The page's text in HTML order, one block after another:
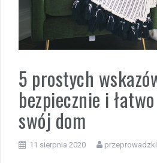
5 prostych
bezpiecznie i
swój dom
11 sierpnia 2020